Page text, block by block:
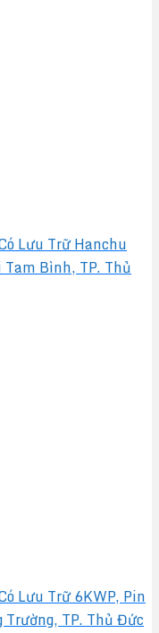
Lưu Trữ Hanchu
Bình, TP. Thủ
Lưu Trữ 6KWP, Pin
TP. Thủ Đức